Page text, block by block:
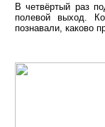
В четвёртый раз
полевой выход.
познавали, каково